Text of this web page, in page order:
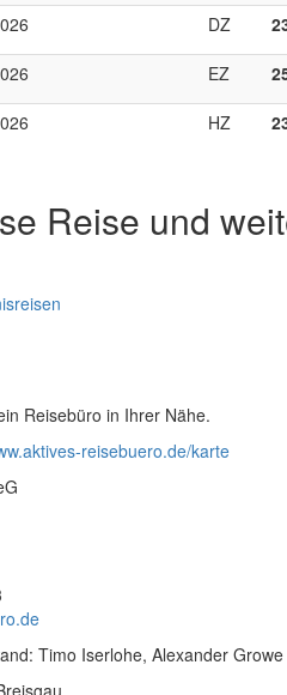
DZ
EZ
HZ
Reise und
Reisebüro in Ihrer Nähe.
reisebuero.de/karte
Timo Iserlohe, Alexander Growe